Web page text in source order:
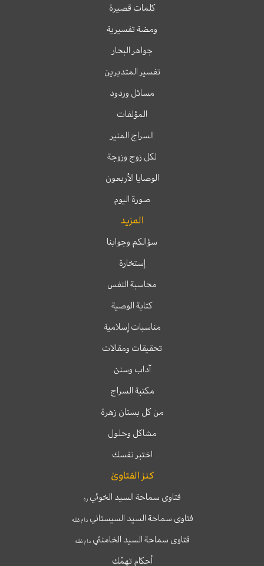
كلمات قصيرة
ومضة تفسيرية
جواهر البحار
تفسير المتدبرين
مسائل وردود
المؤلفات
السراج المنير
لكل زوج وزوجة
الوصايا الأربعون
صورة اليوم
المزيد
سؤالكم وجوابنا
إستخارة
محاسبة النفس
كتابة الوصية
مناسبات إسلامية
تحقيقات ومقالات
آداب وسنن
مكتبة السراج
من كل بستان زهرة
مشاكل وحلول
اختبر نفسك
كنز الفتاوىٰ
فتاوى سماحة السيد الخوئيره
فتاوى سماحة السيد السيستانيدام ظله
فتاوى سماحة السيد الخامنئي دام ظله
أحكام تهمّك